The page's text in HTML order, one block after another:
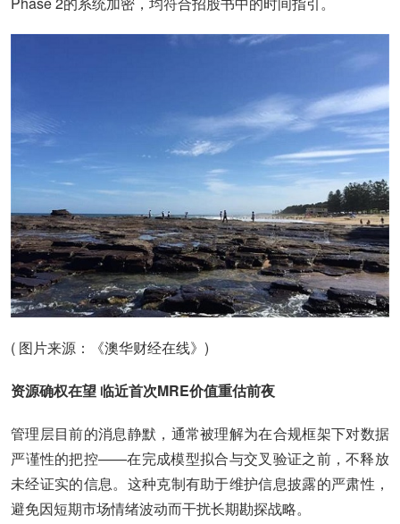
( 图片来源：《澳华财经在线》)
资源确权在望 临近首次MRE价值重估前夜
管理层目前的消息静默，通常被理解为在合规框架下对数据
严谨性的把控——在完成模型拟合与交叉验证之前，不释放
未经证实的信息。这种克制有助于维护信息披露的严肃性，
避免因短期市场情绪波动而干扰长期勘探战略。